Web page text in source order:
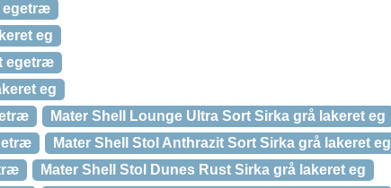
egetræ
eg
egetræ
eg
Mater Shell Lounge Ultra Sort Sirka grå lakeret eg
Mater Shell Stol Anthrazit Sort Sirka grå lakeret eg
Mater Shell Stol Dunes Rust Sirka grå lakeret eg